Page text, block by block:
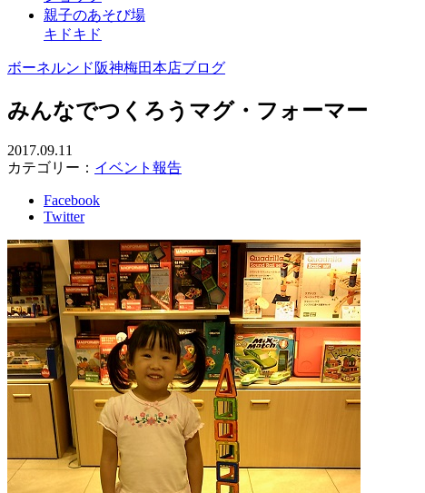
親子のあそび場
キドキド
ボーネルンド阪神梅田本店ブログ
みんなでつくろうマグ・フォーマー
2017.09.11
カテゴリー： イベント報告
Facebook
Twitter